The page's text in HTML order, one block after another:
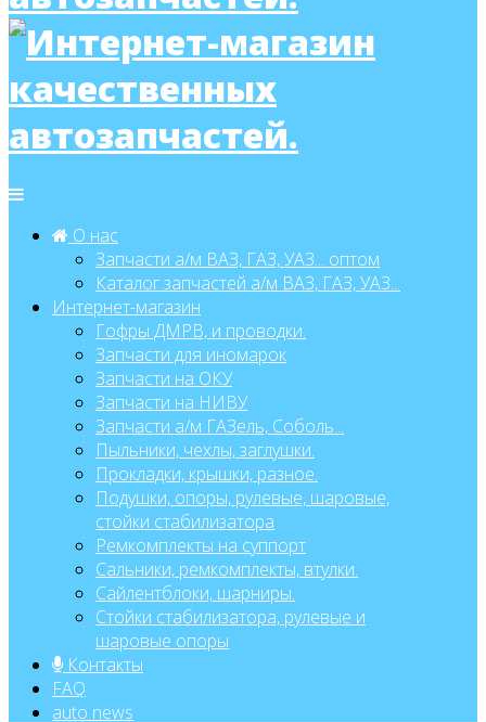
О нас
Запчасти а/м ВАЗ, ГАЗ, УАЗ... оптом
Каталог запчастей а/м ВАЗ, ГАЗ, УАЗ...
Интернет-магазин
Гофры ДМРВ, и проводки.
Запчасти для иномарок
Запчасти на ОКУ
Запчасти на НИВУ
Запчасти а/м ГАЗель, Соболь...
Пыльники, чехлы, заглушки.
Прокладки, крышки, разное.
Подушки, опоры, рулевые, шаровые,
стойки стабилизатора
Ремкомплекты на суппорт
Сальники, ремкомплекты, втулки.
Сайлентблоки, шарниры.
Стойки стабилизатора, рулевые и
шаровые опоры
Контакты
FAQ
auto news